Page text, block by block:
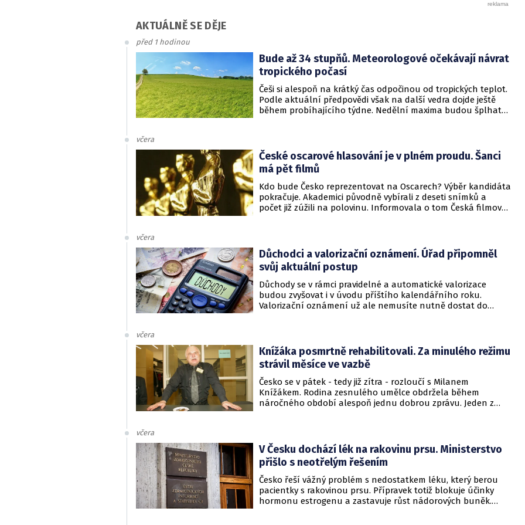
AKTUÁLNĚ SE DĚJE
před 1 hodinou
Bude až 34 stupňů. Meteorologové očekávají návrat
tropického počasí
Češi si alespoň na krátký čas odpočinou od tropických teplot.
Podle aktuální předpovědi však na další vedra dojde ještě
během probíhajícího týdne. Nedělní maxima budou šplhat
včera
České oscarové hlasování je v plném proudu. Šanci
má pět filmů
Kdo bude Česko reprezentovat na Oscarech? Výběr kandidáta
pokračuje. Akademici původně vybírali z deseti snímků a
počet již zúžili na polovinu. Informovala o tom Česká filmová
včera
Důchodci a valorizační oznámení. Úřad připomněl
svůj aktuální postup
Důchody se v rámci pravidelné a automatické valorizace
budou zvyšovat i v úvodu příštího kalendářního roku.
Valorizační oznámení už ale nemusíte nutně dostat do
včera
Knížáka posmrtně rehabilitovali. Za minulého režimu
strávil měsíce ve vazbě
Česko se v pátek - tedy již zítra - rozloučí s Milanem
Knížákem. Rodina zesnulého umělce obdržela během
náročného období alespoň jednu dobrou zprávu. Jeden z
včera
V Česku dochází lék na rakovinu prsu. Ministerstvo
přišlo s neotřelým řešením
Česko řeší vážný problém s nedostatkem léku, který berou
pacientky s rakovinou prsu. Přípravek totiž blokuje účinky
hormonu estrogenu a zastavuje růst nádorových buněk.